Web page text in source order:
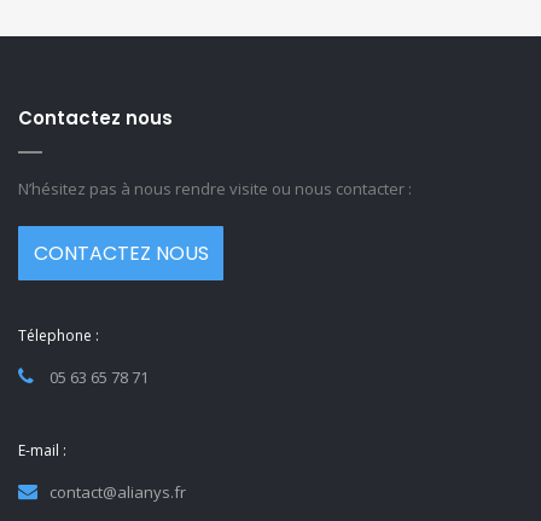
Contactez nous
N’hésitez pas à nous rendre visite ou nous contacter :
CONTACTEZ NOUS
Télephone :
05 63 65 78 71
E-mail :
contact@alianys.fr